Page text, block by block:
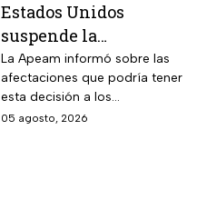
Estados Unidos
suspende la
importación de
aguacate de
Michoacán por alerta
de seguridad
La Apeam informó sobre las
afectaciones que podría tener
esta decisión a los
trabajadores y la industria
05 agosto, 2026